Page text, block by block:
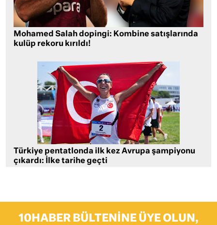
Mohamed Salah dopingi: Kombine satışlarında
kulüp rekoru kırıldı!
Türkiye pentatlonda ilk kez Avrupa şampiyonu
çıkardı: İlke tarihe geçti
10HABER BÜLTENINE ÜYE OLUN,